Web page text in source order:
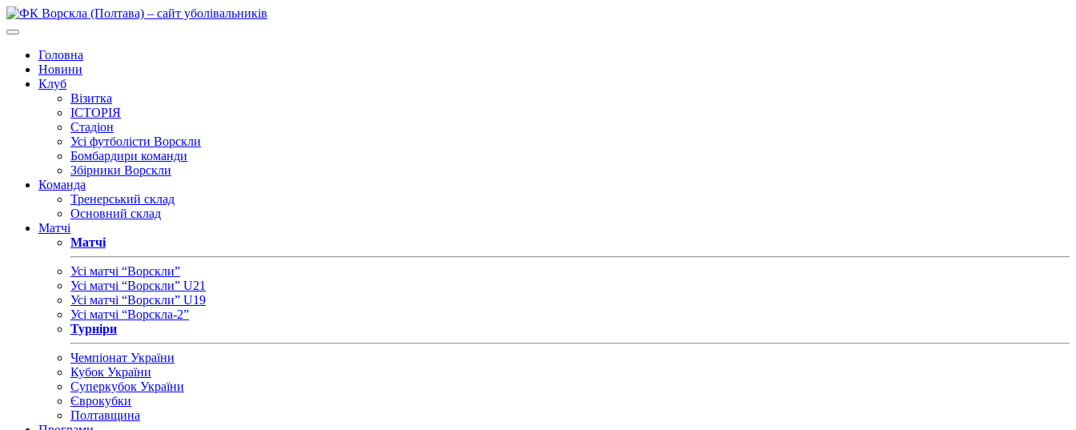
Головна
Новини
Клуб
Візитка
ІСТОРІЯ
Стадіон
Усі футболісти Ворскли
Бомбардири команди
Збірники Ворскли
Команда
Тренерський склад
Основний склад
Матчі
Матчі
Усі матчі “Ворскли”
Усі матчі “Ворскли” U21
Усі матчі “Ворскли” U19
Усі матчі “Ворскла-2”
Турніри
Чемпіонат України
Кубок України
Суперкубок України
Єврокубки
Полтавщина